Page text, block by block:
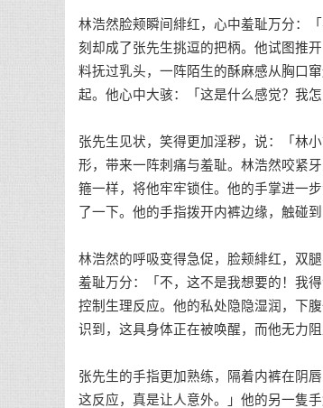
林浩然脸颊瞬间緋红，心中羞耻万分：
刻却成了张先生挑逗的把柄。他试图推
料抚过乳头，一阵陌生的酥麻感从胸口
起。他心中大骇：「这是什么感觉？我怎
张先生见状，笑得更加淫秽，说：「林
形，带来一阵刺痛与羞耻。林浩然咬紧
箍一样，将他牢牢锁住。他的手掌进一
了一下。他的手指拨开内裤边缘，触碰
林浩然的呼吸变得急促，脸颊緋红，双
羞耻万分：「不，这不是我想要的！我
控制生理反应。他的私处隐隐湿润，下
识到，这具身体正在被唤醒，而他无力阻
张先生的手指更加熟练，隔着内裤在阴
这反应，真是让人意外。」他的另一隻